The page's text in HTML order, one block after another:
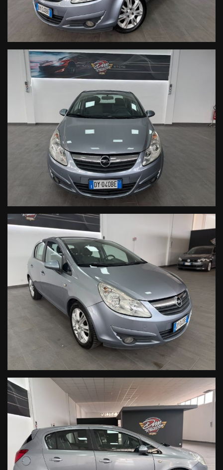
dell'auto ai numeri di seguito indicati:
UFFICIO 0445 181 35 92
DM AUTO STORE S.R.L
SEDE:
VIA DEL TERZIARIO, 36/A